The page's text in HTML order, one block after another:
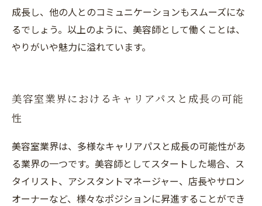
成長し、他の人とのコミュニケーションもスムーズにな
るでしょう。以上のように、美容師として働くことは、
やりがいや魅力に溢れています。
美容室業界におけるキャリアパスと成長の可能
性
美容室業界は、多様なキャリアパスと成長の可能性があ
る業界の一つです。美容師としてスタートした場合、ス
タイリスト、アシスタントマネージャー、店長やサロン
オーナーなど、様々なポジションに昇進することができ